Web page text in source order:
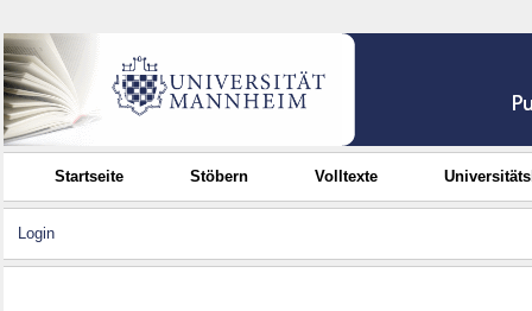
Startseite Stöbern Volltexte
Login